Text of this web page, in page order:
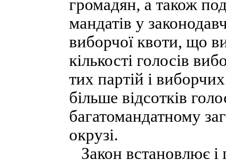
громадян, а також
мандатів у
виборчої квоти, що
кількості голосів
тих партій і
більше відсотків
багатомандатному
окрузі.
Закон встановлює і